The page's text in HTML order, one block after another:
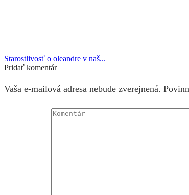
Starostlivosť o oleandre v naš...
Pridať komentár
Vaša e-mailová adresa nebude zverejnená.